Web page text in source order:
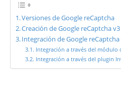
Versiones de Google reCaptcha
Creación de Google reCaptcha v3
Integración de Google
Integración a través del
Integración a través del plugin